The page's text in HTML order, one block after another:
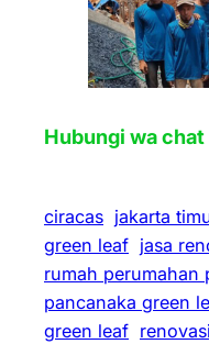
Hubungi wa
ciracas jakarta
green leaf jasa
rumah perumahan
pancanaka green
green leaf